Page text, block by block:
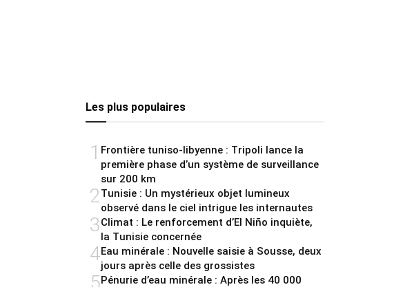
Les plus populaires
1 Frontière tuniso-libyenne : Tripoli lance la
première phase d’un système de surveillance
sur 200 km
2Tunisie : Un mystérieux objet lumineux
observé dans le ciel intrigue les internautes
3Climat : Le renforcement d’El Niño inquiète,
la Tunisie concernée
4Eau minérale : Nouvelle saisie à Sousse, deux
jours après celle des grossistes
Pénurie d’eau minérale : Après les 40 000